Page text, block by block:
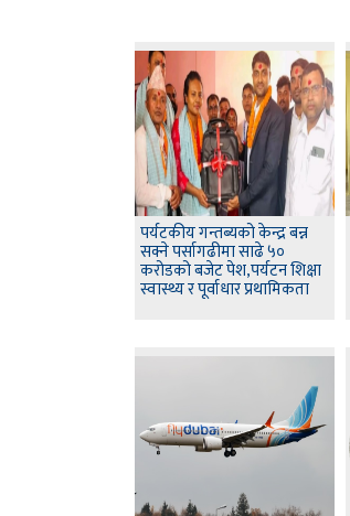
पर्यटकीय गन्तब्यको केन्द्र बन्न
सक्ने पर्सागढीमा साढे ५०
करोडको बजेट पेश,पर्यटन शिक्षा
स्वास्थ्य र पूर्वाधार प्रथामिकता